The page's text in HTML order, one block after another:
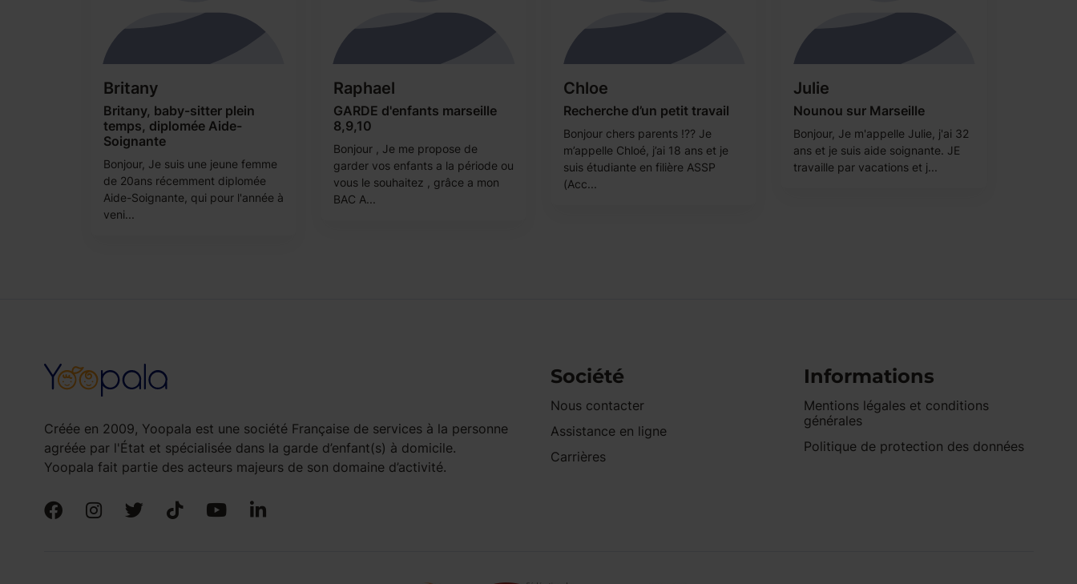
Britany
Britany, baby-sitter plein
temps, diplomée Aide-
Soignante
Bonjour, Je suis une jeune femme
de 20ans récemment diplomée
Aide-Soignante, qui pour l'année à
veni...
Raphael
GARDE d'enfants marseille
8,9,10
Bonjour , Je me propose de
garder vos enfants a la période ou
vous le souhaitez , grâce a mon
BAC A...
Chloe
Recherche d’un petit travail
Bonjour chers parents !?? Je
m’appelle Chloé, j’ai 18 ans et je
suis étudiante en filière ASSP
(Acc...
Julie
Nounou sur Marseille
Bonjour, Je m'appelle Julie, j'ai 32
ans et je suis aide soignante. JE
travaille par vacations et j...
Créée en 2009, Yoopala est une société Française de services à la personne
agréée par l'État et spécialisée dans la garde d’enfant(s) à domicile.
Yoopala fait partie des acteurs majeurs de son domaine d’activité.
Société
Nous contacter
Assistance en ligne
Carrières
Informations
Mentions légales et conditions
générales
Politique de protection des données